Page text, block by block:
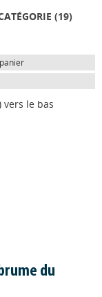
(19)
vers le bas
du